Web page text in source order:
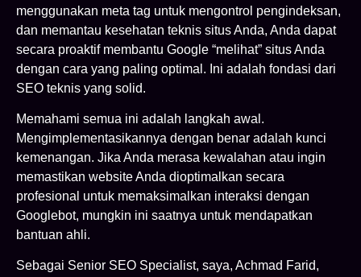
menggunakan meta tag untuk mengontrol pengindeksan,
dan memantau kesehatan teknis situs Anda, Anda dapat
secara proaktif membantu Google “melihat” situs Anda
dengan cara yang paling optimal. Ini adalah fondasi dari
SEO teknis yang solid.
Memahami semua ini adalah langkah awal.
Mengimplementasikannya dengan benar adalah kunci
kemenangan. Jika Anda merasa kewalahan atau ingin
memastikan website Anda dioptimalkan secara
profesional untuk memaksimalkan interaksi dengan
Googlebot, mungkin ini saatnya untuk mendapatkan
bantuan ahli.
Sebagai Senior SEO Specialist, saya, Achmad Farid,